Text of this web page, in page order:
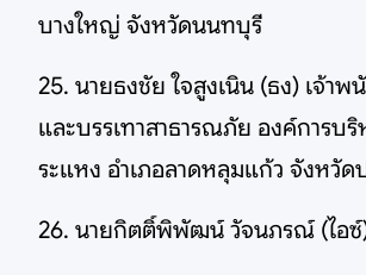
บางใหญ่ จังหวัดนนทบุรี
25. นายธงชัย ใจสูงเนิน (ธง) เจ้า
และบรรเทาสาธารณภัย องค์การบริ
ระแหง อำเภอลาดหลุมแก้ว จังหวั
26. นายกิตติ์พิพัฒน์ วัจนภรณ์ (ไอ